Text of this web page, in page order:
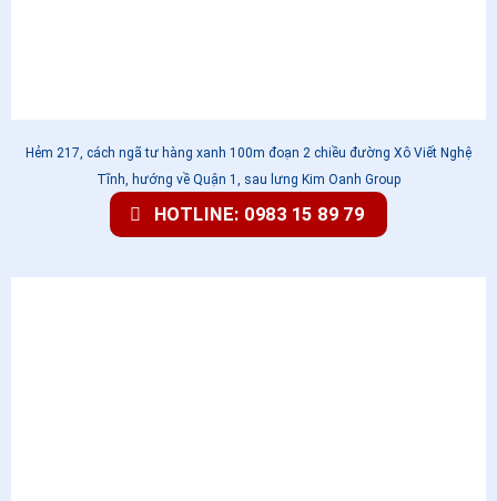
Hẻm 217, cách ngã tư hàng xanh 100m đoạn 2 chiều đường Xô Viết Nghệ
Tĩnh, hướng về Quận 1, sau lưng Kim Oanh Group
HOTLINE: 0983 15 89 79